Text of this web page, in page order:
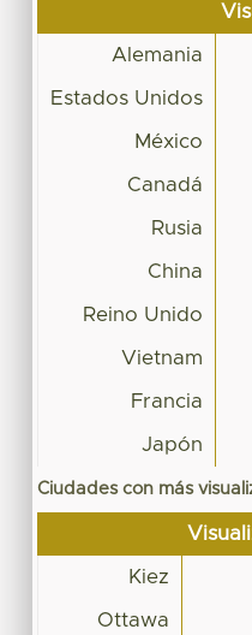
Alemania
Estados Unidos
México
Canadá
Rusia
China
Reino Unido
Vietnam
Francia
Japón
Ciudades con más
Kiez
Ottawa